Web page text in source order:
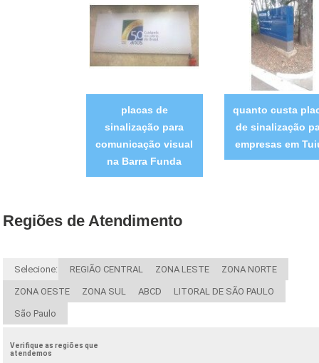
placas de
sinalização para
comunicação visual
na Barra Funda
quanto custa
de sinalização
empresas em
Regiões de Atendimento
Selecione: REGIÃO CENTRAL ZONA LESTE ZONA NORTE
ZONA OESTE ZONA SUL ABCD LITORAL DE SÃO PAULO
São Paulo
Verifique as regiões que
atendemos